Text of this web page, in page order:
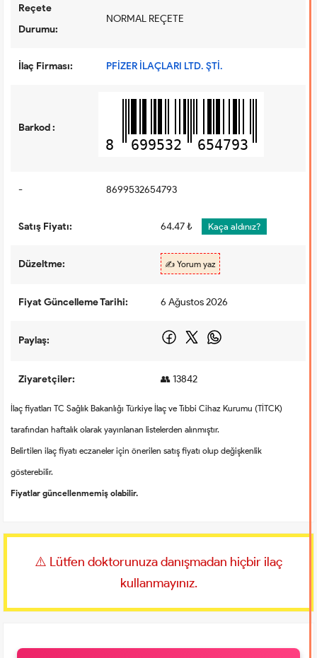
Reçete
Durumu:
NORMAL REÇETE
İlaç Firması: PFİZER İLAÇLARI LTD. ŞTİ.
Barkod :
8 699532 654793
- 8699532654793
Satış Fiyatı: 64.47 ₺ Kaça aldınız?
Düzeltme: ✍️ Yorum yaz
Fiyat Güncelleme Tarihi: 6 Ağustos 2026
Paylaş:
Ziyaretçiler: 👥 13842
İlaç fiyatları TC Sağlık Bakanlığı Türkiye İlaç ve Tıbbi Cihaz Kurumu (TİTCK)
tarafından haftalık olarak yayınlanan listelerden alınmıştır.
Belirtilen ilaç fiyatı eczaneler için önerilen satış fiyatı olup değişkenlik
gösterebilir.
Fiyatlar güncellenmemiş olabilir.
⚠️ Lütfen doktorunuza danışmadan hiçbir ilaç
kullanmayınız.